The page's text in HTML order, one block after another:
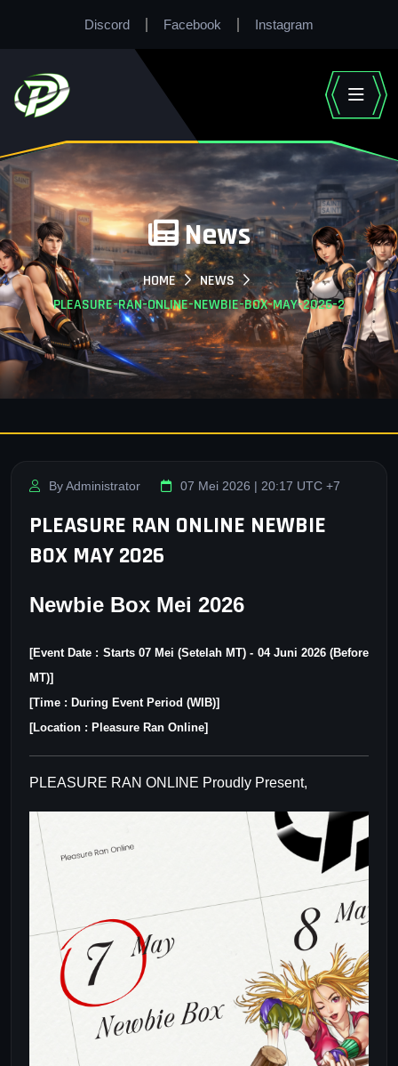
Discord Facebook Instagram
News
HOME
NEWS
PLEASURE-RAN-ONLINE-NEWBIE-BOX-MAY-2026-2
By Administrator 07 Mei 2026 | 20:17 UTC +7
PLEASURE RAN ONLINE NEWBIE
BOX MAY 2026
Newbie Box Mei 2026
[Event Date : Starts 07 Mei (Setelah MT) - 04 Juni 2026 (Before
MT)]
[Time : During Event Period (WIB)]
[Location : Pleasure Ran Online]
PLEASURE RAN ONLINE Proudly Present,